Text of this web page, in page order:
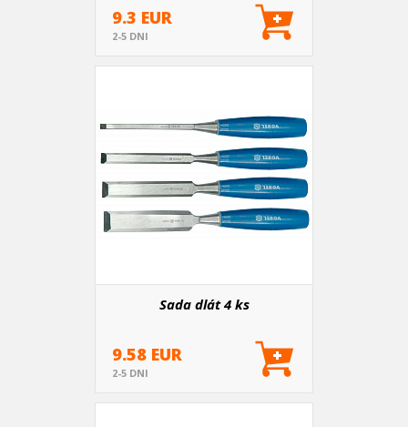
9.3 EUR
2-5 DNI
Sada dlát 4 ks
9.58 EUR
2-5 DNI